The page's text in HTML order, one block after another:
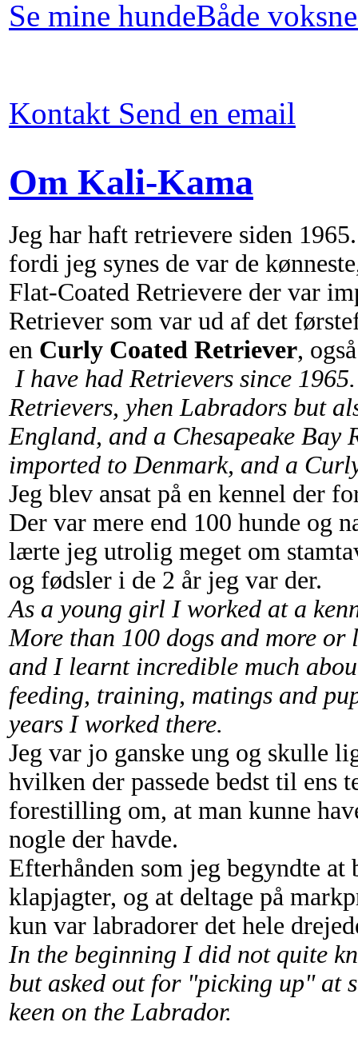
Se mine hundeBåde
Kontakt Send en email
Om Kali-Kama
Jeg har haft retrievere siden
fordi jeg synes de var de
Flat-Coated Retrievere der var
Retriever som var ud af det
en Curly Coated Retriever,
I have had Retrievers since
Retrievers, yhen Labradors but
England, and a Chesapeake Bay
imported to Denmark, and a
Jeg blev ansat på en kennel der
Der var mere end 100 hunde og
lærte jeg utrolig meget om
og fødsler i de 2 år jeg var der.
As a young girl I worked at a
More than 100 dogs and more or
and I learnt incredible much
feeding, training, matings and
years I worked there.
Jeg var jo ganske ung og skulle
hvilken der passede bedst til ens
forestilling om, at man kunne
nogle der havde.
Efterhånden som jeg begyndte
klapjagter, og at deltage på
kun var labradorer det hele
In the beginning I did not quite
but asked out for "picking up" at
keen on the Labrador.